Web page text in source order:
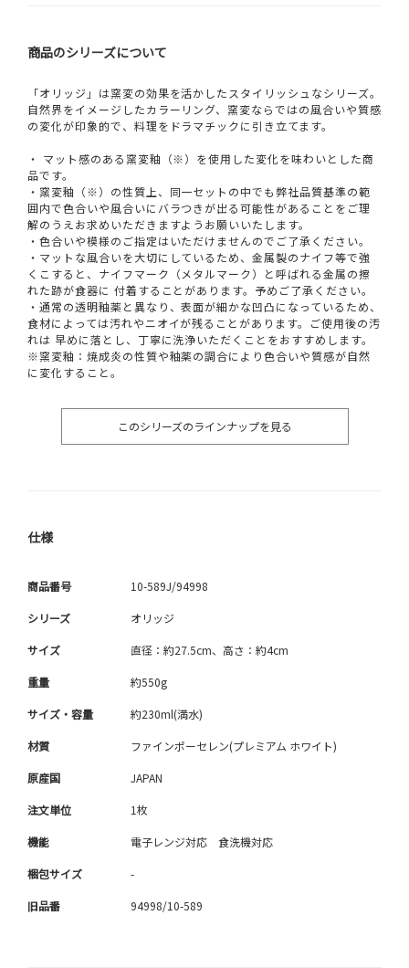
商品のシリーズについて
「オリッジ」は窯変の効果を活かしたスタイリッシュなシリーズ。
自然界をイメージしたカラーリング、窯変ならではの風合いや質感
の変化が印象的で、料理をドラマチックに引き立てます。
・ マット感のある窯変釉（※）を使用した変化を味わいとした商
品です。
・窯変釉（※）の性質上、同一セットの中でも弊社品質基準の範
囲内で色合いや風合いにバラつきが出る可能性があることをご理
解のうえお求めいただきますようお願いいたします。
・色合いや模様のご指定はいただけませんのでご了承ください。
・マットな風合いを大切にしているため、金属製のナイフ等で強
くこすると、ナイフマーク（メタルマーク）と呼ばれる金属の擦
れた跡が食器に 付着することがあります。予めご了承ください。
・通常の透明釉薬と異なり、表面が細かな凹凸になっているため、
食材によっては汚れやニオイが残ることがあります。ご使用後の汚
れは 早めに落とし、丁寧に洗浄いただくことをおすすめします。
※窯変釉：焼成炎の性質や釉薬の調合により色合いや質感が自然
に変化すること。
このシリーズのラインナップを見る
仕様
商品番号 10-589J/94998
シリーズ オリッジ
サイズ 直径：約27.5cm、高さ：約4cm
重量 約550g
サイズ・容量 約230ml(満水)
材質 ファインポーセレン(プレミアム ホワイト)
原産国 JAPAN
注文単位 1枚
機能 電子レンジ対応 食洗機対応
梱包サイズ -
旧品番 94998/10-589